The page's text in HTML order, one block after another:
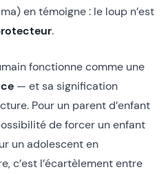
en témoigne : le loup n’est
.
fonctionne comme une
— et sa signification
Pour un parent d’enfant
de forcer un enfant
un adolescent en
c’est l’écartèlement entre